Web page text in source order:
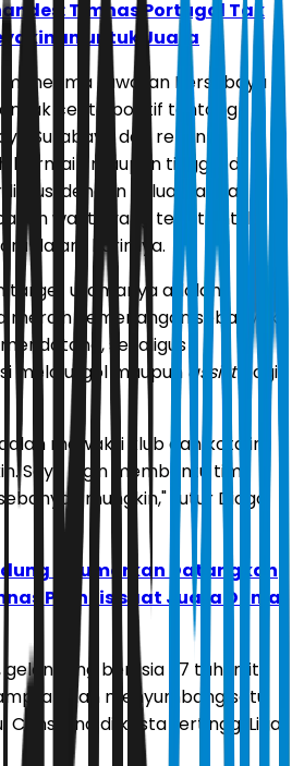
Timnas Portugal Tak
untuk Juara
tawaran Persebaya
cerita positif tentang
Surabaya dari rekan-
bermain maupun tinggal di
dengan keluarga, dia
waktu yang tepat untuk
dalam karirnya.
target utamanya adalah
meraih kemenangan sebanyak
sekaligus
melalui gol maupun assist bagi
mewakili klub dan kota ini
Saya ingin membantu tim
mungkin," tutur Diogo
Dirumorkan Datangkan
Prancis saat Juara Dunia
berusia 27 tahun itu
dan menyumbang satu
Constana di kasta tertinggi Liga